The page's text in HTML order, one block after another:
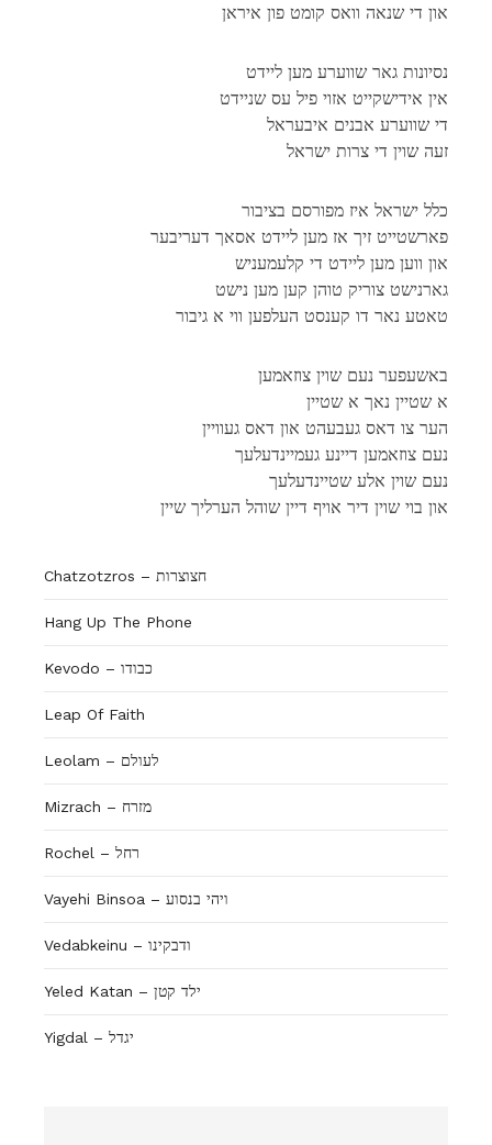
און די שנאה וואס קומט פון איראן
נסיונות גאר שווערע מען ליידט
אין אידישקייט אזוי פיל עס שניידט
די שווערע אבנים איבעראל
זעה שוין די צרות ישראל
כלל ישראל איז מפורסם בציבור
פארשטייט זיך אז מען ליידט אסאך דעריבער
און ווען מען ליידט די קלעמעניש
גארנישט צוריק טוהן קען מען נישט
טאטע נאר דו קענסט העלפען ווי א גיבור
באשעפער נעם שוין צוזאמען
א שטיין נאך א שטיין
הער צו דאס געבעהט און דאס געוויין
נעם צוזאמען דיינע געמיינדעלעך
נעם שוין אלע שטיינדעלעך
און בוי שוין דיר אויף דיין שוהל הערליך שיין
Chatzotzros – חצוצרות
Hang Up The Phone
Kevodo – כבודו
Leap Of Faith
Leolam – לעולם
Mizrach – מזרח
Rochel – רחל
Vayehi Binsoa – ויהי בנסוע
Vedabkeinu – ודבקינו
Yeled Katan – ילד קטן
Yigdal – יגדל